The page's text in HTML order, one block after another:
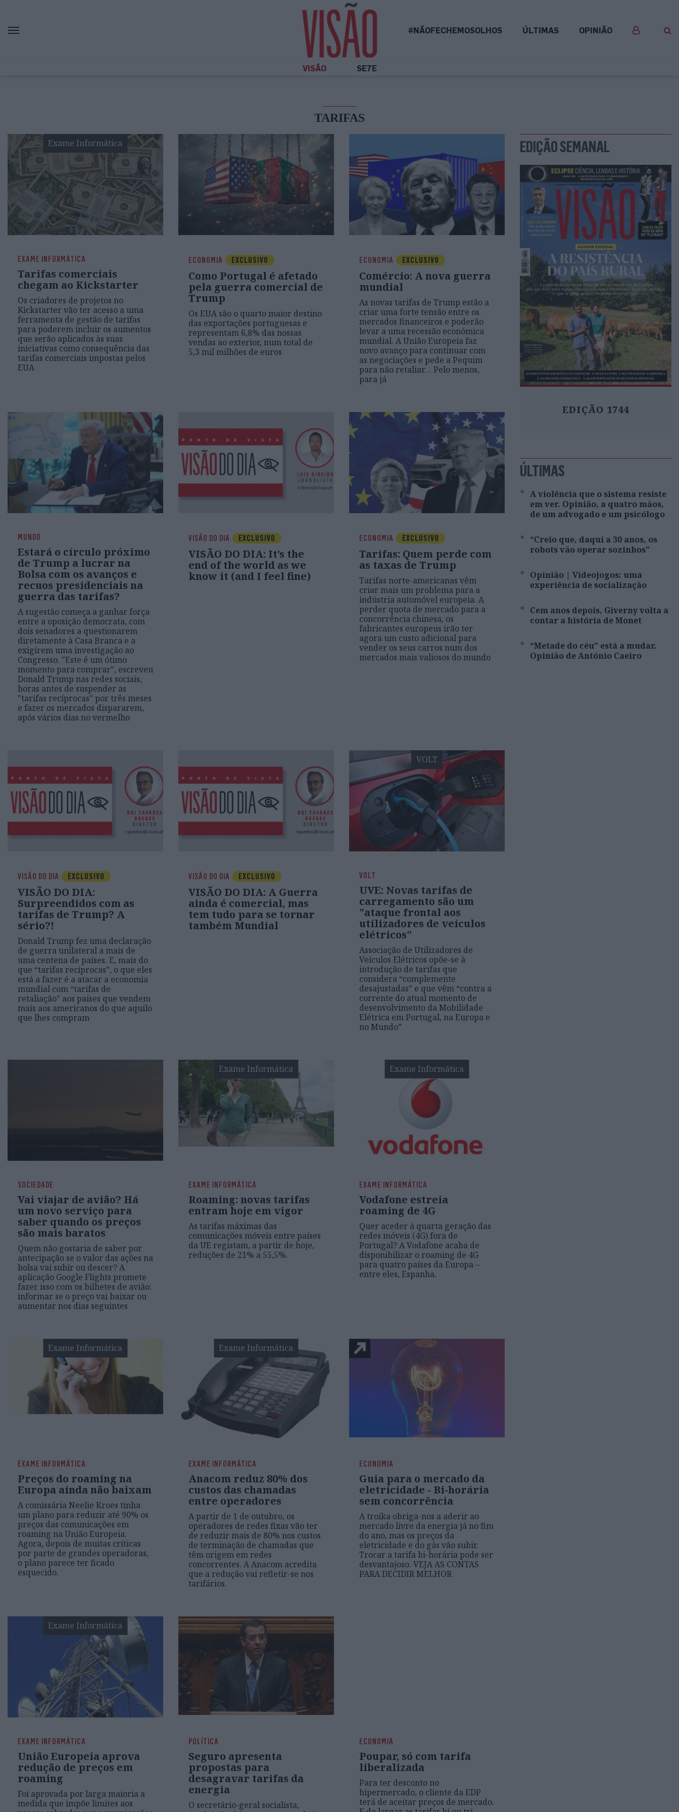
#NÃOFECHEMOSOLHOS ÚLTIMAS OPINIÃO
VISÃO SE7E
TARIFAS
Exame Informática
EXAME INFORMÁTICA
Tarifas comerciais
chegam ao Kickstarter
Os criadores de projetos no
Kickstarter vão ter acesso a uma
ferramenta de gestão de tarifas
para poderem incluir os aumentos
que serão aplicados às suas
iniciativas como consequência das
tarifas comerciais impostas pelos
EUA
ECONOMIA EXCLUSIVO
Como Portugal é afetado
pela guerra comercial de
Trump
Os EUA são o quarto maior destino
das exportações portuguesas e
representam 6,8% das nossas
vendas ao exterior, num total de
5,3 mil milhões de euros
ECONOMIA EXCLUSIVO
Comércio: A nova guerra
mundial
As novas tarifas de Trump estão a
criar uma forte tensão entre os
mercados financeiros e poderão
levar a uma recessão económica
mundial. A União Europeia faz
novo avanço para continuar com
as negociações e pede a Pequim
para não retaliar… Pelo menos,
para já
MUNDO
Estará o círculo próximo
de Trump a lucrar na
Bolsa com os avanços e
recuos presidenciais na
guerra das tarifas?
A sugestão começa a ganhar força
entre a oposição democrata, com
dois senadores a questionarem
diretamente à Casa Branca e a
exigirem uma investigação ao
Congresso. "Este é um ótimo
momento para comprar", escreveu
Donald Trump nas redes sociais,
horas antes de suspender as
"tarifas recíprocas" por três meses
e fazer os mercados dispararem,
após vários dias no vermelho
VISÃO DO DIA EXCLUSIVO
VISÃO DO DIA: It’s the
end of the world as we
know it (and I feel fine)
ECONOMIA EXCLUSIVO
Tarifas: Quem perde com
as taxas de Trump
Tarifas norte-americanas vêm
criar mais um problema para a
indústria automóvel europeia. A
perder quota de mercado para a
concorrência chinesa, os
fabricantes europeus irão ter
agora um custo adicional para
vender os seus carros num dos
mercados mais valiosos do mundo
VISÃO DO DIA EXCLUSIVO
VISÃO DO DIA:
Surpreendidos com as
tarifas de Trump? A
sério?!
Donald Trump fez uma declaração
de guerra unilateral a mais de
uma centena de países. E, mais do
que “tarifas recíprocas”, o que eles
está a fazer é a atacar a economia
mundial com “tarifas de
retaliação” aos países que vendem
mais aos americanos do que aquilo
que lhes compram
VISÃO DO DIA EXCLUSIVO
VISÃO DO DIA: A Guerra
ainda é comercial, mas
tem tudo para se tornar
também Mundial
VOLT
VOLT
UVE: Novas tarifas de
carregamento são um
"ataque frontal aos
utilizadores de veículos
elétricos"
Associação de Utilizadores de
Veículos Elétricos opõe-se à
introdução de tarifas que
considera “complemente
desajustadas” e que vêm “contra a
corrente do atual momento de
desenvolvimento da Mobilidade
Elétrica em Portugal, na Europa e
no Mundo”
SOCIEDADE
Vai viajar de avião? Há
um novo serviço para
saber quando os preços
são mais baratos
Quem não gostaria de saber por
antecipação se o valor das ações na
bolsa vai subir ou descer? A
aplicação Google Flights promete
fazer isso com os bilhetes de avião:
informar se o preço vai baixar ou
aumentar nos dias seguintes
Exame Informática
EXAME INFORMÁTICA
Roaming: novas tarifas
entram hoje em vigor
As tarifas máximas das
comunicações móveis entre países
da UE registam, a partir de hoje,
reduções de 21% a 55,5%.
Exame Informática
EXAME INFORMÁTICA
Vodafone estreia
roaming de 4G
Quer aceder à quarta geração das
redes móveis (4G) fora de
Portugal? A Vodafone acaba de
disponibilizar o roaming de 4G
para quatro países da Europa –
entre eles, Espanha.
Exame Informática
EXAME INFORMÁTICA
Preços do roaming na
Europa ainda não baixam
A comissária Neelie Kroes tinha
um plano para reduzir até 90% os
preços das comunicações em
roaming na União Europeia.
Agora, depois de muitas críticas
por parte de grandes operadoras,
o plano parece ter ficado
esquecido.
Exame Informática
EXAME INFORMÁTICA
Anacom reduz 80% dos
custos das chamadas
entre operadores
A partir de 1 de outubro, os
operadores de redes fixas vão ter
de reduzir mais de 80% nos custos
de terminação de chamadas que
têm origem em redes
concorrentes. A Anacom acredita
que a redução vai refletir-se nos
tarifários.
ECONOMIA
Guia para o mercado da
eletricidade - Bi-horária
sem concorrência
A troika obriga-nos a aderir ao
mercado livre da energia já no fim
do ano, mas os preços da
eletricidade e do gás vão subir.
Trocar a tarifa bi-horária pode ser
desvantajoso. VEJA AS CONTAS
PARA DECIDIR MELHOR
Exame Informática
EXAME INFORMÁTICA
União Europeia aprova
redução de preços em
roaming
Foi aprovada por larga maioria a
medida que impõe limites aos
POLÍTICA
Seguro apresenta
propostas para
desagravar tarifas da
energia
O secretário-geral socialista,
ECONOMIA
Poupar, só com tarifa
liberalizada
Para ter desconto no
hipermercado, o cliente da EDP
terá de aceitar preços de mercado.
EDIÇÃO SEMANAL
EDIÇÃO 1744
ÚLTIMAS
A violência que o sistema resiste
em ver. Opinião, a quatro mãos,
de um advogado e um psicólogo
“Creio que, daqui a 30 anos, os
robots vão operar sozinhos”
Opinião | Videojogos: uma
experiência de socialização
Cem anos depois, Giverny volta a
contar a história de Monet
“Metade do céu” está a mudar.
Opinião de António Caeiro